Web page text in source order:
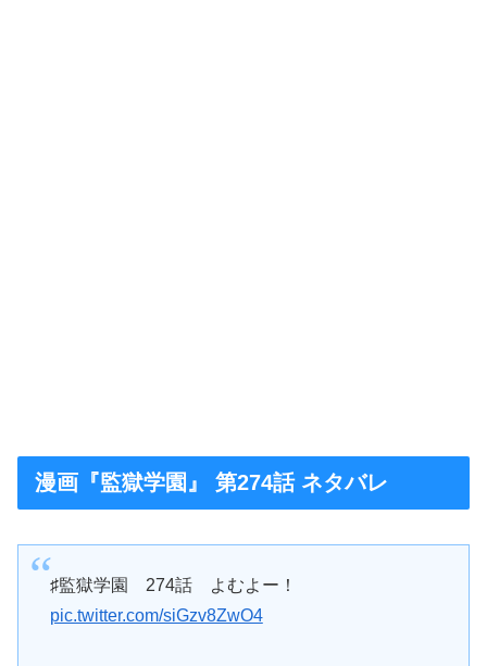
漫画『監獄学園』 第274話 ネタバレ
♯監獄学園 274話 よむよー！
pic.twitter.com/siGzv8ZwO4